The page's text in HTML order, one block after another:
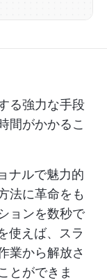
る強力な手段
間がかかるこ
ナルで魅力的
法に革命をも
ョンを数秒で
使えば、スラ
業から解放さ
とができま